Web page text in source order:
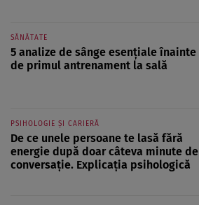
SĂNĂTATE
5 analize de sânge esențiale înainte
de primul antrenament la sală
PSIHOLOGIE ȘI CARIERĂ
De ce unele persoane te lasă fără
energie după doar câteva minute de
conversație. Explicația psihologică